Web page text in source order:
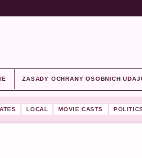
ZASADY OCHRANY OSOBNICH
LOCAL MOVIE CASTS